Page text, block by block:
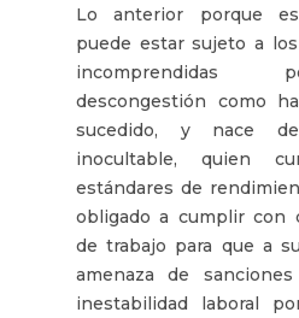
Lo anterior porque
puede estar sujeto a
incomprendidas
descongestión como
sucedido, y nace
inocultable, quien
estándares de
obligado a cumplir con
de trabajo para que a
amenaza de
inestabilidad laboral